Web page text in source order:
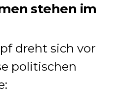
stehen im
dreht sich vor
politischen